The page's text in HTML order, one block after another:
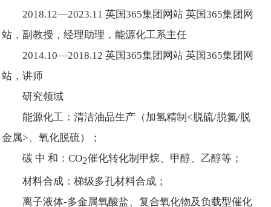
2018.12—2023.11 英国365集团网站 英国365集团网
站，副教授，经理助理，能源化工系主任
2014.10—2018.12 英国365集团网站 英国365集团网
站，讲师
研究领域
能源化工：清洁油品生产（加氢精制<脱硫/脱氮/脱
金属>、氧化脱硫）；
碳 中 和：CO2催化转化制甲烷、甲醇、乙醇等；
材料合成：梯级多孔材料合成；
离子液体-多金属氧酸盐、复合氧化物及负载型催化